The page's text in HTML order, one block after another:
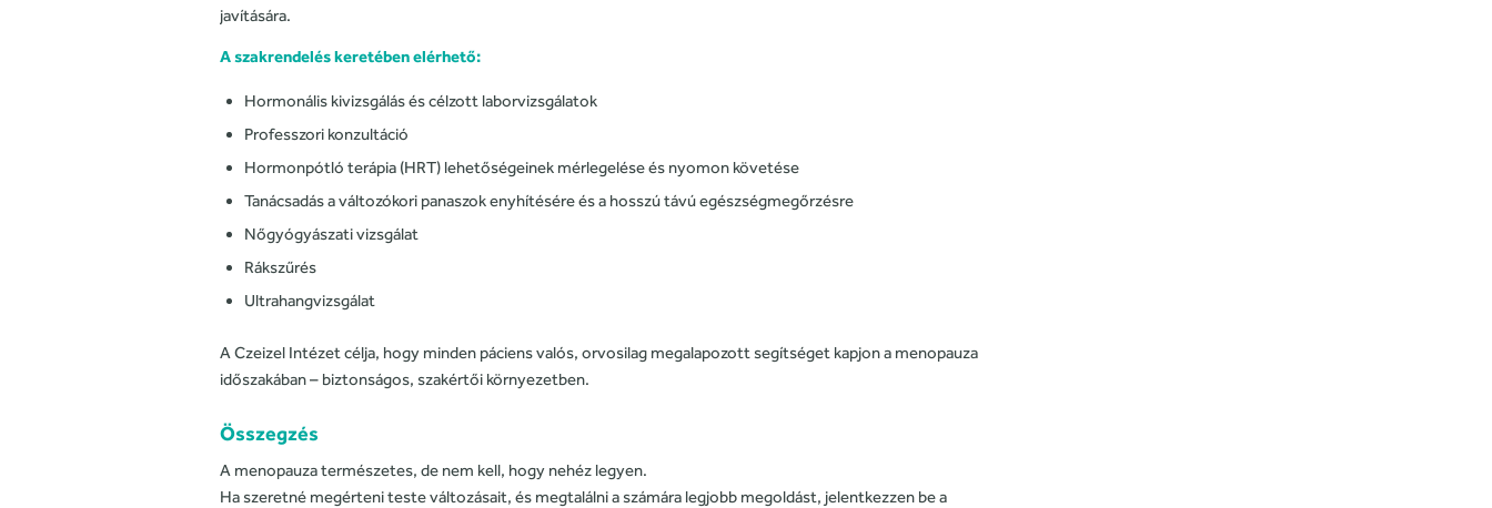
javítására.
A szakrendelés keretében elérhető:
Hormonális kivizsgálás és célzott laborvizsgálatok
Professzori konzultáció
Hormonpótló terápia (HRT) lehetőségeinek mérlegelése és nyomon követése
Tanácsadás a változókori panaszok enyhítésére és a hosszú távú egészségmegőrzésre
Nőgyógyászati vizsgálat
Rákszűrés
Ultrahangvizsgálat
A Czeizel Intézet célja, hogy minden páciens valós, orvosilag megalapozott segítséget kapjon a menopauza
időszakában – biztonságos, szakértői környezetben.
Összegzés
A menopauza természetes, de nem kell, hogy nehéz legyen.
Ha szeretné megérteni teste változásait, és megtalálni a számára legjobb megoldást, jelentkezzen be a